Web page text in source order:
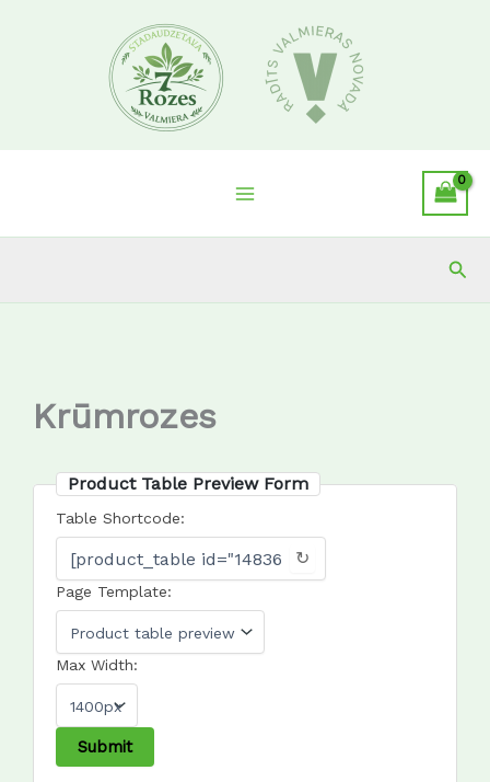
Krūmrozes
Product Table Preview Form
Table Shortcode:
↻
Page Template:
Max Width: